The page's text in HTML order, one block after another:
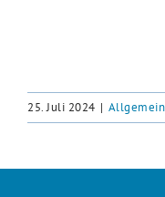
25. Juli 2024 | Allgemein